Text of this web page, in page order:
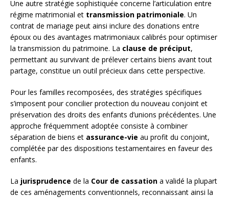
Une autre stratégie sophistiquée concerne l’articulation entre
régime matrimonial et transmission patrimoniale. Un
contrat de mariage peut ainsi inclure des donations entre
époux ou des avantages matrimoniaux calibrés pour optimiser
la transmission du patrimoine. La clause de préciput,
permettant au survivant de prélever certains biens avant tout
partage, constitue un outil précieux dans cette perspective.
Pour les familles recomposées, des stratégies spécifiques
s’imposent pour concilier protection du nouveau conjoint et
préservation des droits des enfants d’unions précédentes. Une
approche fréquemment adoptée consiste à combiner
séparation de biens et assurance-vie au profit du conjoint,
complétée par des dispositions testamentaires en faveur des
enfants.
La jurisprudence de la Cour de cassation a validé la plupart
de ces aménagements conventionnels, reconnaissant ainsi la